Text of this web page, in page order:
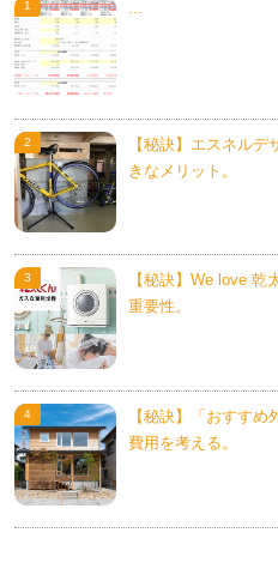
...
【秘訣】エスネル
きなメリット。
【秘訣】We love 乾
重要性。
【秘訣】「おすすめ
費用を考える。